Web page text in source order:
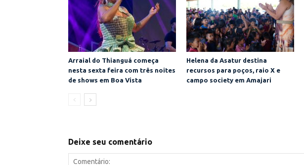
Arraial do Thianguá começa
nesta sexta feira com três noites
de shows em Boa Vista
Helena da Asatur destina
recursos para poços, raio X e
campo society em Amajari
Deixe seu comentário